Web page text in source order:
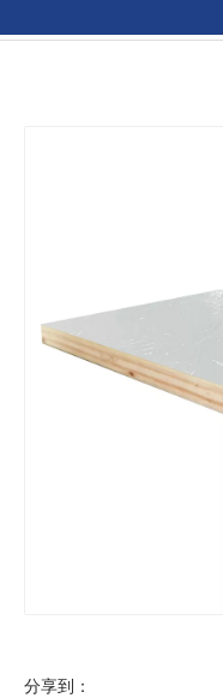
分享到：